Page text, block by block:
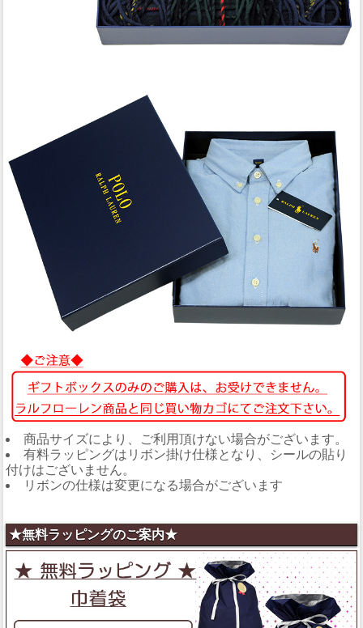
商品サイズにより、ご利用頂けない場合がございます。
有料ラッピングはリボン掛け仕様となり、シールの貼り
付けはございません。
リボンの仕様は変更になる場合がございます
★無料ラッピングのご案内★